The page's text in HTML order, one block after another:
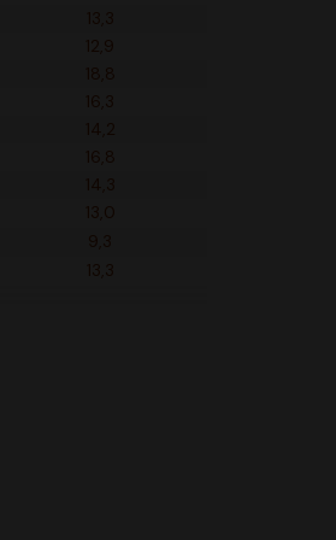
13,3
12,9
18,8
16,3
14,2
16,8
14,3
13,0
9,3
13,3